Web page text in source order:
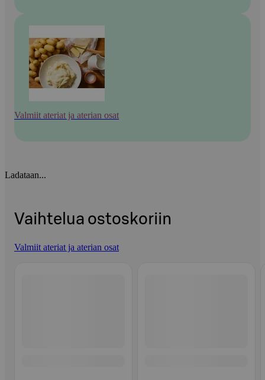
Valmiit ateriat ja aterian osat
Ladataan...
Vaihtelua ostoskoriin
Valmiit ateriat ja aterian osat